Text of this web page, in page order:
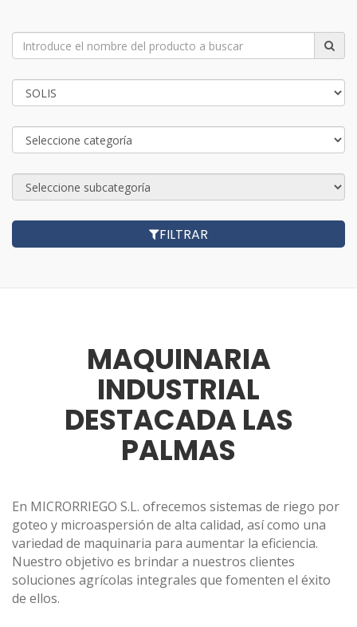
FILTRAR
MAQUINARIA
INDUSTRIAL
DESTACADA LAS
PALMAS
En MICRORRIEGO S.L. ofrecemos sistemas de riego por
goteo y microaspersión de alta calidad, así como una
variedad de maquinaria para aumentar la eficiencia.
Nuestro objetivo es brindar a nuestros clientes
soluciones agrícolas integrales que fomenten el éxito
de ellos.